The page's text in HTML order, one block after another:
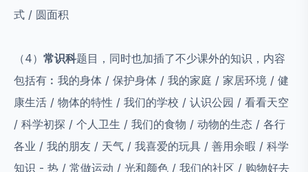
式 / 圆面积
（4） 常识科题目，同时也加插了不少课外的知识，内容
包括有︰我的身体 / 保护身体 / 我的家庭 / 家居环境 / 健
康生活 / 物体的特性 / 我们的学校 / 认识公园 / 看看天空
/ 科学初探 / 个人卫生 / 我们的食物 / 动物的生态 / 各行
各业 / 我的朋友 / 天气 / 我喜爱的玩具 / 善用余暇 / 科学
知识 - 热 / 常做运动 / 光和颜色 / 我们的社区 / 购物好去